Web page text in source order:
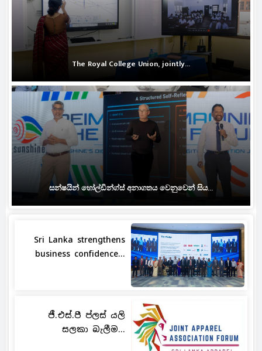
The Royal College Union, jointly...
සන්ෂයින් හෝල්ඩින්ග්ස් අනාගතය වෙනුවෙන් සිය...
Sri Lanka strengthens
business confidence...
ජී.එස්.පී ප්ලස් යලි
සලකා බැලීම...